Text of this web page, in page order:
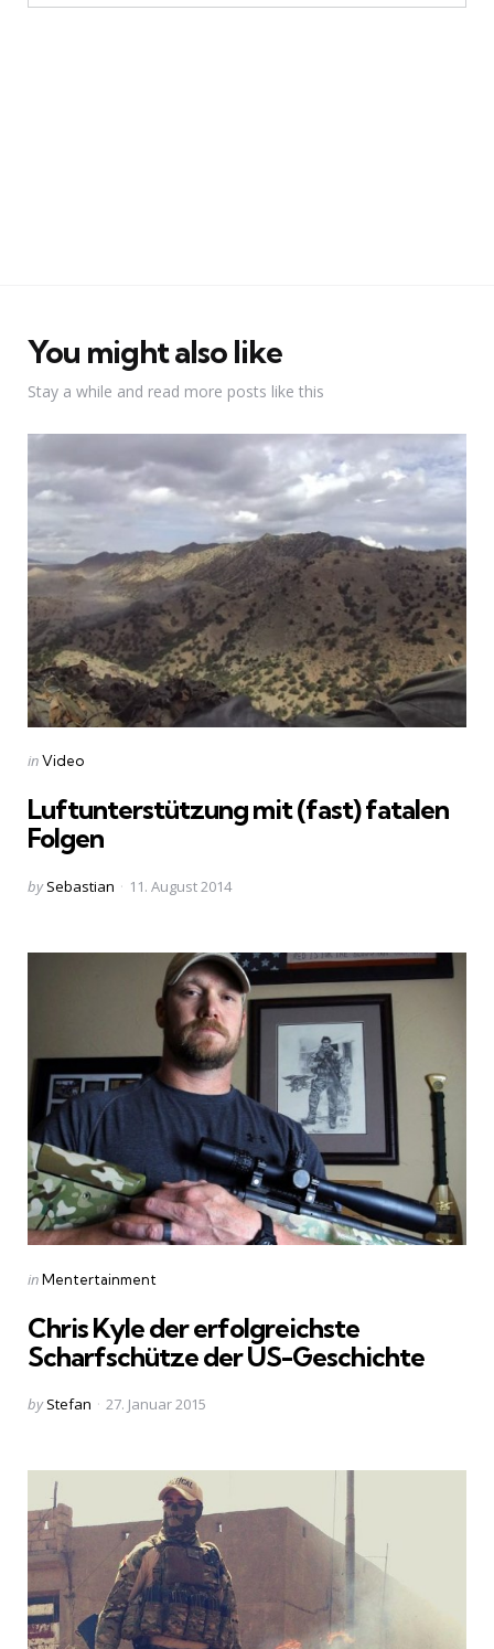
You might also like
Stay a while and read more posts like this
Categories
Posted
inVideo
Luftunterstützung mit (fast) fatalen
Folgen
Posted
by Sebastian 11. August 2014
Categories
Posted
inMentertainment
Chris Kyle der erfolgreichste
Scharfschütze der US-Geschichte
Posted
by Stefan 27. Januar 2015